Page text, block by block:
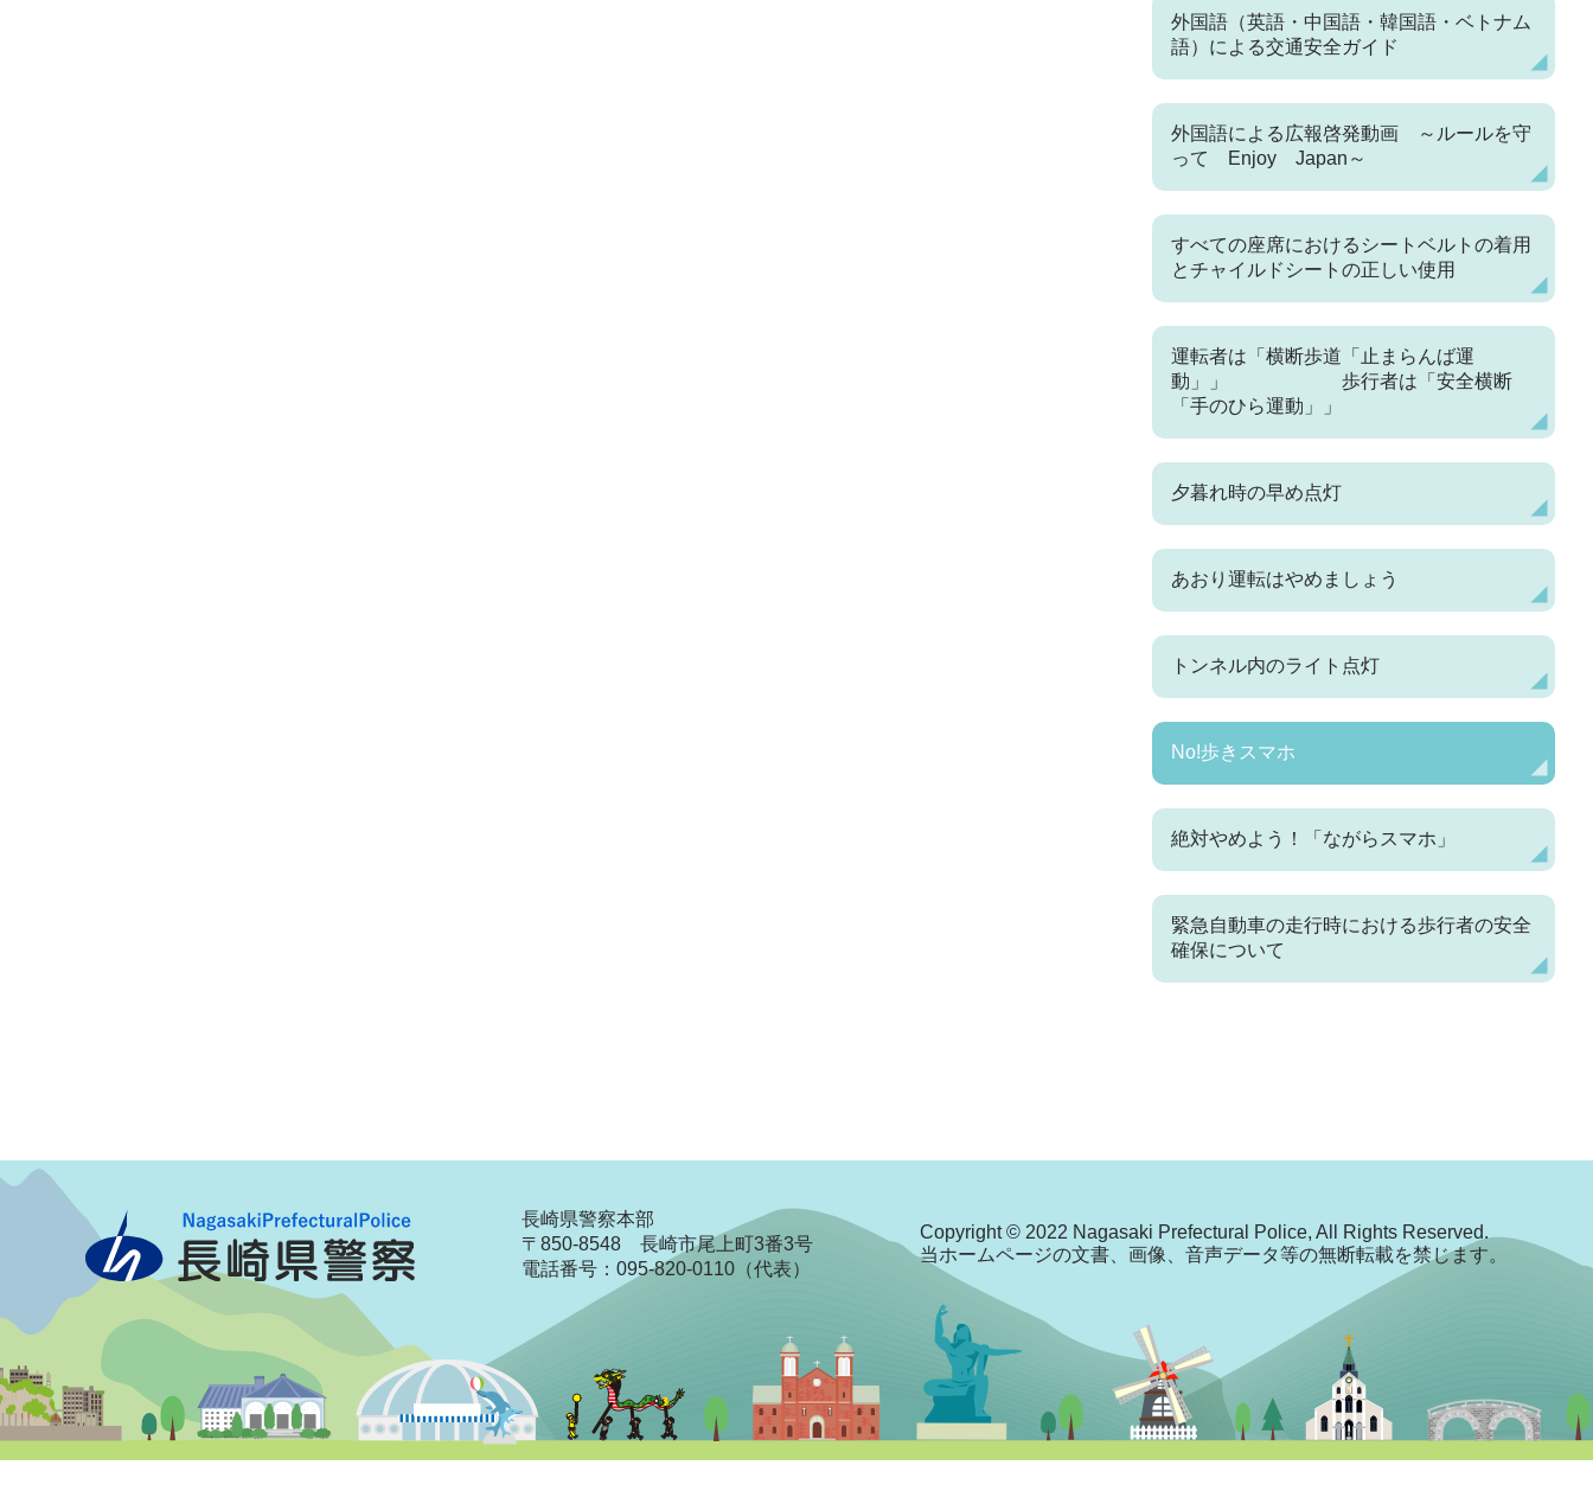
外国語（英語・中国語・韓国語・ベトナム
語）による交通安全ガイド
外国語による広報啓発動画 ～ルールを守
って Enjoy Japan～
すべての座席におけるシートベルトの着用
とチャイルドシートの正しい使用
運転者は「横断歩道「止まらんば運
動」」 歩行者は「安全横断
「手のひら運動」」
夕暮れ時の早め点灯
あおり運転はやめましょう
トンネル内のライト点灯
No!歩きスマホ
絶対やめよう！「ながらスマホ」
緊急自動車の走行時における歩行者の安全
確保について
長崎県警察本部
〒850-8548 長崎市尾上町3番3号
電話番号：095-820-0110（代表）
Copyright © 2022 Nagasaki Prefectural Police, All Rights Reserved.
当ホームページの文書、画像、音声データ等の無断転載を禁じます。